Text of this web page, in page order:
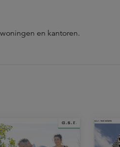
en kantoren.